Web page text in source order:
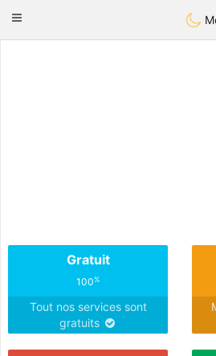
Anim
Toggle
Gratuit
100%
Tout nos services sont
gratuits